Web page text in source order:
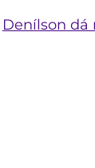
Denílson dá